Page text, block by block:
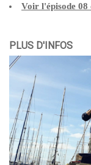
Voir l'épisode 08
PLUS D'INFOS